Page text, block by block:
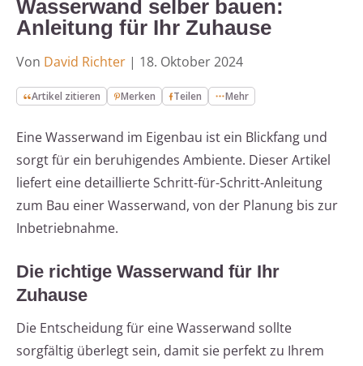
Wasserwand selber bauen:
Anleitung für Ihr Zuhause
Von David Richter | 18. Oktober 2024
Artikel zitieren Merken Teilen Mehr
Eine Wasserwand im Eigenbau ist ein Blickfang und
sorgt für ein beruhigendes Ambiente. Dieser Artikel
liefert eine detaillierte Schritt-für-Schritt-Anleitung
zum Bau einer Wasserwand, von der Planung bis zur
Inbetriebnahme.
Die richtige Wasserwand für Ihr
Zuhause
Die Entscheidung für eine Wasserwand sollte
sorgfältig überlegt sein, damit sie perfekt zu Ihrem